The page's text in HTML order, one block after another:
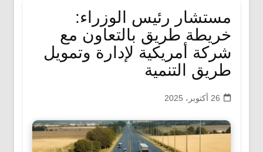
مستشار رئيس الوزراء:
خريطة طريق بالتعاون مع
شركة أمريكية لإدارة وتمويل
طريق التنمية
26 أكتوبر، 2025